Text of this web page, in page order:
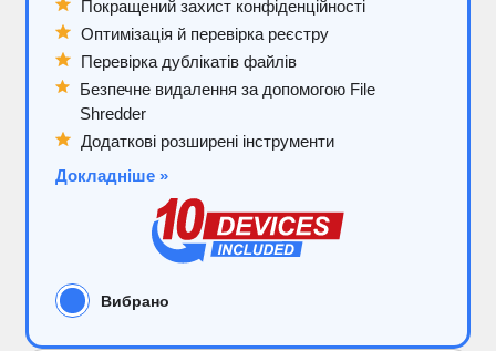
Покращений захист конфіденційності
Оптимізація й перевірка реєстру
Перевірка дублікатів файлів
Безпечне видалення за допомогою File
Shredder
Додаткові розширені інструменти
Докладніше »
Вибрано